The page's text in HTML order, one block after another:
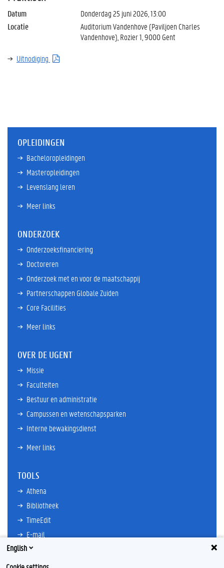
Datum
Donderdag 25 juni 2026, 13:00
Locatie
Auditorium Vandenhove (Paviljoen Charles
Vandenhove), Rozier 1, 9000 Gent
Uitnodiging
OPLEIDINGEN
Bacheloropleidingen
Masteropleidingen
Levenslang leren
Meer links
ONDERZOEK
Onderzoeksfinanciering
Doctoreren
Onderzoek met en voor de maatschappij
Partnerschappen Globale Zuiden
Core Facilities
Meer links
OVER DE UGENT
Missie
Faculteiten
Bestuur en administratie
Campussen en wetenschapsparken
Interne bewakingsdienst
Meer links
TOOLS
Athena
Bibliotheek
TimeEdit
E-mail
Ufora
Oasis
English